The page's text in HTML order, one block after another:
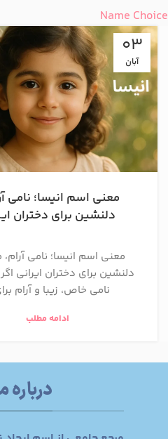
Name Choice
03
آبان
معنی اسم انیسا؛ نامی
دلنشین برای دختران
معنی اسم انیسا؛ نامی
دلنشین برای دختران ایرانی
نامی خاص، زیبا و آرام
ادامه مطلب
درباره